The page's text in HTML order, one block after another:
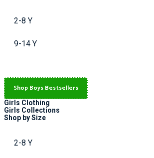
2-8 Y
9-14 Y
Shop Boys Bestsellers
Girls Clothing
Girls Collections
Shop by Size
2-8 Y